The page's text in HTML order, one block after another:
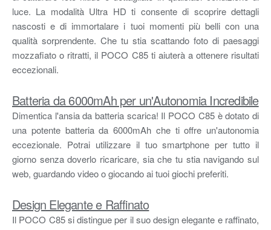
luce. La modalità Ultra HD ti consente di scoprire dettagli
nascosti e di immortalare i tuoi momenti più belli con una
qualità sorprendente. Che tu stia scattando foto di paesaggi
mozzafiato o ritratti, il POCO C85 ti aiuterà a ottenere risultati
eccezionali.
Batteria da 6000mAh per un'Autonomia Incredibile
Dimentica l'ansia da batteria scarica! Il POCO C85 è dotato di
una potente batteria da 6000mAh che ti offre un'autonomia
eccezionale. Potrai utilizzare il tuo smartphone per tutto il
giorno senza doverlo ricaricare, sia che tu stia navigando sul
web, guardando video o giocando ai tuoi giochi preferiti.
Design Elegante e Raffinato
Il POCO C85 si distingue per il suo design elegante e raffinato,